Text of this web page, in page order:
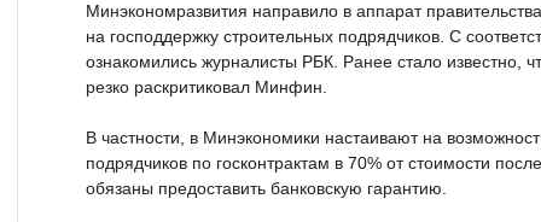
Минэкономразвития направило в аппарат
на господдержку строительных подрядчиков. С
ознакомились журналисты РБК. Ранее стало известно,
резко раскритиковал Минфин.
В частности, в Минэкономики настаивают на
подрядчиков по госконтрактам в 70% от стоимости
обязаны предоставить банковскую гарантию.